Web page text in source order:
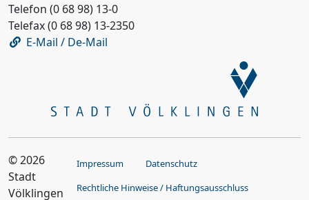
Telefon (0 68 98) 13-0
Telefax (0 68 98) 13-2350
E-Mail / De-Mail
© 2026
Stadt
Völklingen
Impressum
Datenschutz
Rechtliche Hinweise / Haftungsausschluss